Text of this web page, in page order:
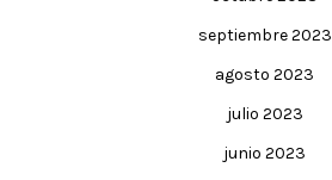
septiembre 2023
agosto 2023
julio 2023
junio 2023